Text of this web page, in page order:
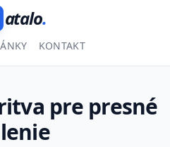
atalo.
KONTAKT
pre presné